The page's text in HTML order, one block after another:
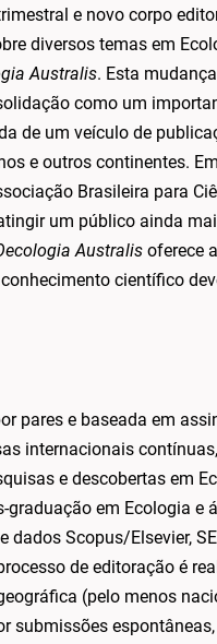
e novo corpo
diversos temas em
Australis. Esta
como um
de um veículo de
e outros continentes.
Brasileira para
um público ainda
Australisoferece
científico
pares e baseada em
internacionais
e descobertas em
em Ecologia e
Scopus/Elsevier,
de editoração é
(pelo menos
submissões